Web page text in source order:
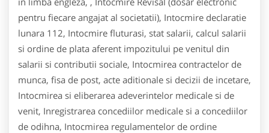
pentru fiecare angajat al societatii), Intocmire declaratie
lunara 112, Intocmire fluturasi, stat salarii, calcul salarii
si ordine de plata aferent impozitului pe venitul din
salarii si contributii sociale, Intocmirea contractelor de
munca, fisa de post, acte aditionale si decizii de incetare,
Intocmirea si eliberarea adeverintelor medicale si de
venit, Inregistrarea concediilor medicale si a concediilor
de odihna, Intocmirea regulamentelor de ordine